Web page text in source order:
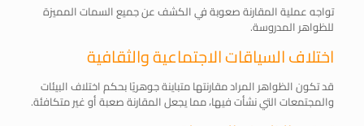
تواجه عملية المقارنة صعوبة في الكشف عن جميع السمات المميزة
للظواهر المدروسة.
اختلاف السياقات الاجتماعية والثقافية
قد تكون الظواهر المراد مقارنتها متباينة جوهريًا بحكم اختلاف البيئات
والمجتمعات التي نشأت فيها، مما يجعل المقارنة صعبة أو غير متكافئة.